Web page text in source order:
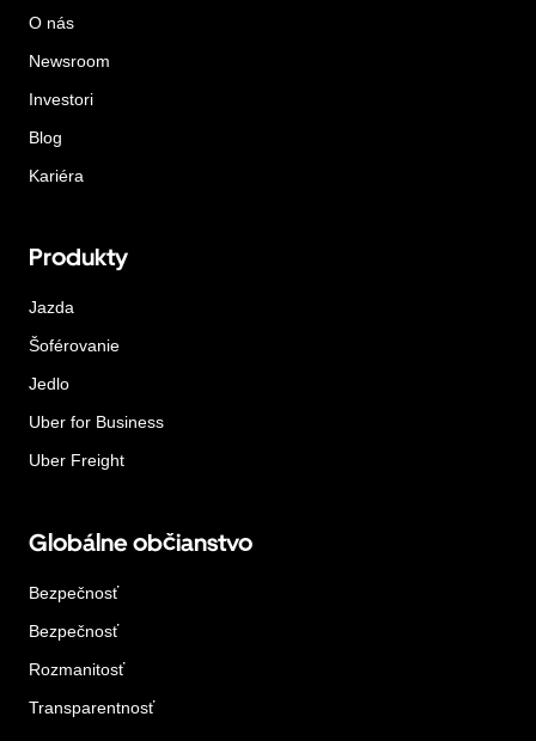
O nás
Newsroom
Investori
Blog
Kariéra
Produkty
Jazda
Šoférovanie
Jedlo
Uber for Business
Uber Freight
Globálne občianstvo
Bezpečnosť
Bezpečnosť
Rozmanitosť
Transparentnosť